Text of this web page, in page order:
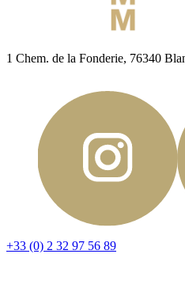
1 Chem. de la Fonderie, 76340
+33 (0) 2 32 97 56 89